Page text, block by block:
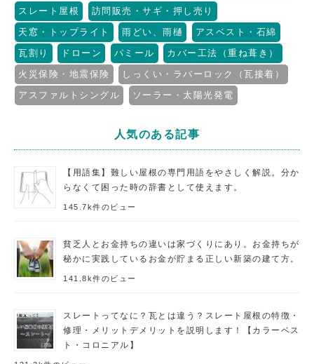
スレート屋根
訪問販売・サギ・押し売り
天窓・トップライト
雨どい、雨樋
アスベスト・石綿
瓦割り
ドローン パミール
カバー工法（重ね葺き）
火災保険・地震保険
しっくい・ラバーロック（瓦接着）
アスファルトシングル
ソーラー・太陽光発電
人気のある記事
【用語集】難しい屋根の専門用語をやさしく解説。分か
らなくて困った時の辞書として使えます。
145.7k件のビュー
貧乏人とお金持ちの違いは家づくりにあり。お金持ちが
秘かに実践しているお金が貯まる正しい新築の建て方。
141.8k件のビュー
スレートってなに？瓦とは違う？スレート屋根の特徴・
修理・メリットデメリットを説明します！【カラーベス
ト・コロニアル】